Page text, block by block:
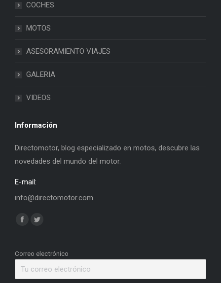
COCHES
MOTOS
ASESORAMIENTO VIAJES
GALERIA
VIDEOS
Información
Directomotor, blog especializado en motos, descubre las
novedades del mundo del motor.
E-mail:
info@directomotor.com
Find us on:
Facebook
opens
Twitter
opens
Correo electrónico